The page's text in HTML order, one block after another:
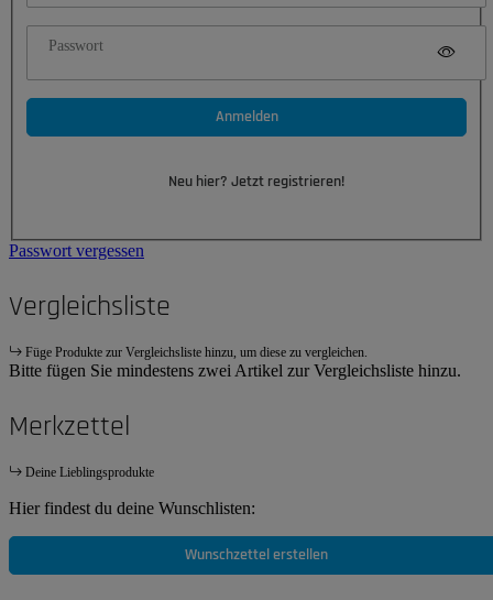
Passwort
Anmelden
Neu hier? Jetzt registrieren!
Passwort vergessen
Vergleichsliste
Füge Produkte zur Vergleichsliste hinzu, um diese zu vergleichen.
Bitte fügen Sie mindestens zwei Artikel zur Vergleichsliste hinzu.
Merkzettel
Deine Lieblingsprodukte
Hier findest du deine Wunschlisten:
Wunschzettel erstellen